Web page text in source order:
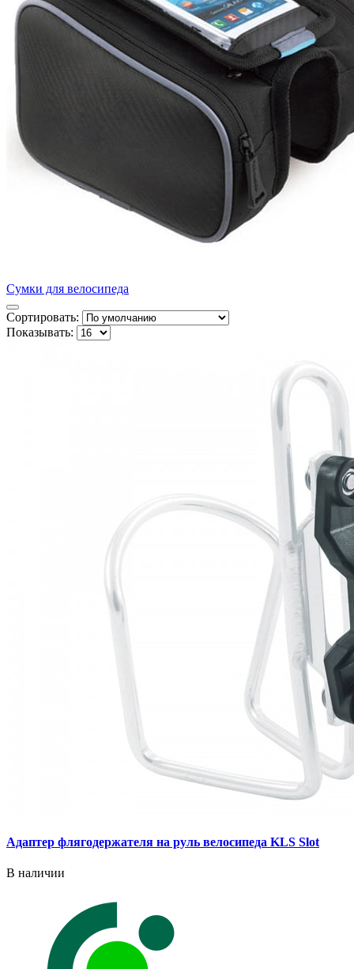
Cумки для велосипеда
Сортировать:
Показывать:
Адаптер флягодержателя на руль велосипеда KLS Slot
В наличии